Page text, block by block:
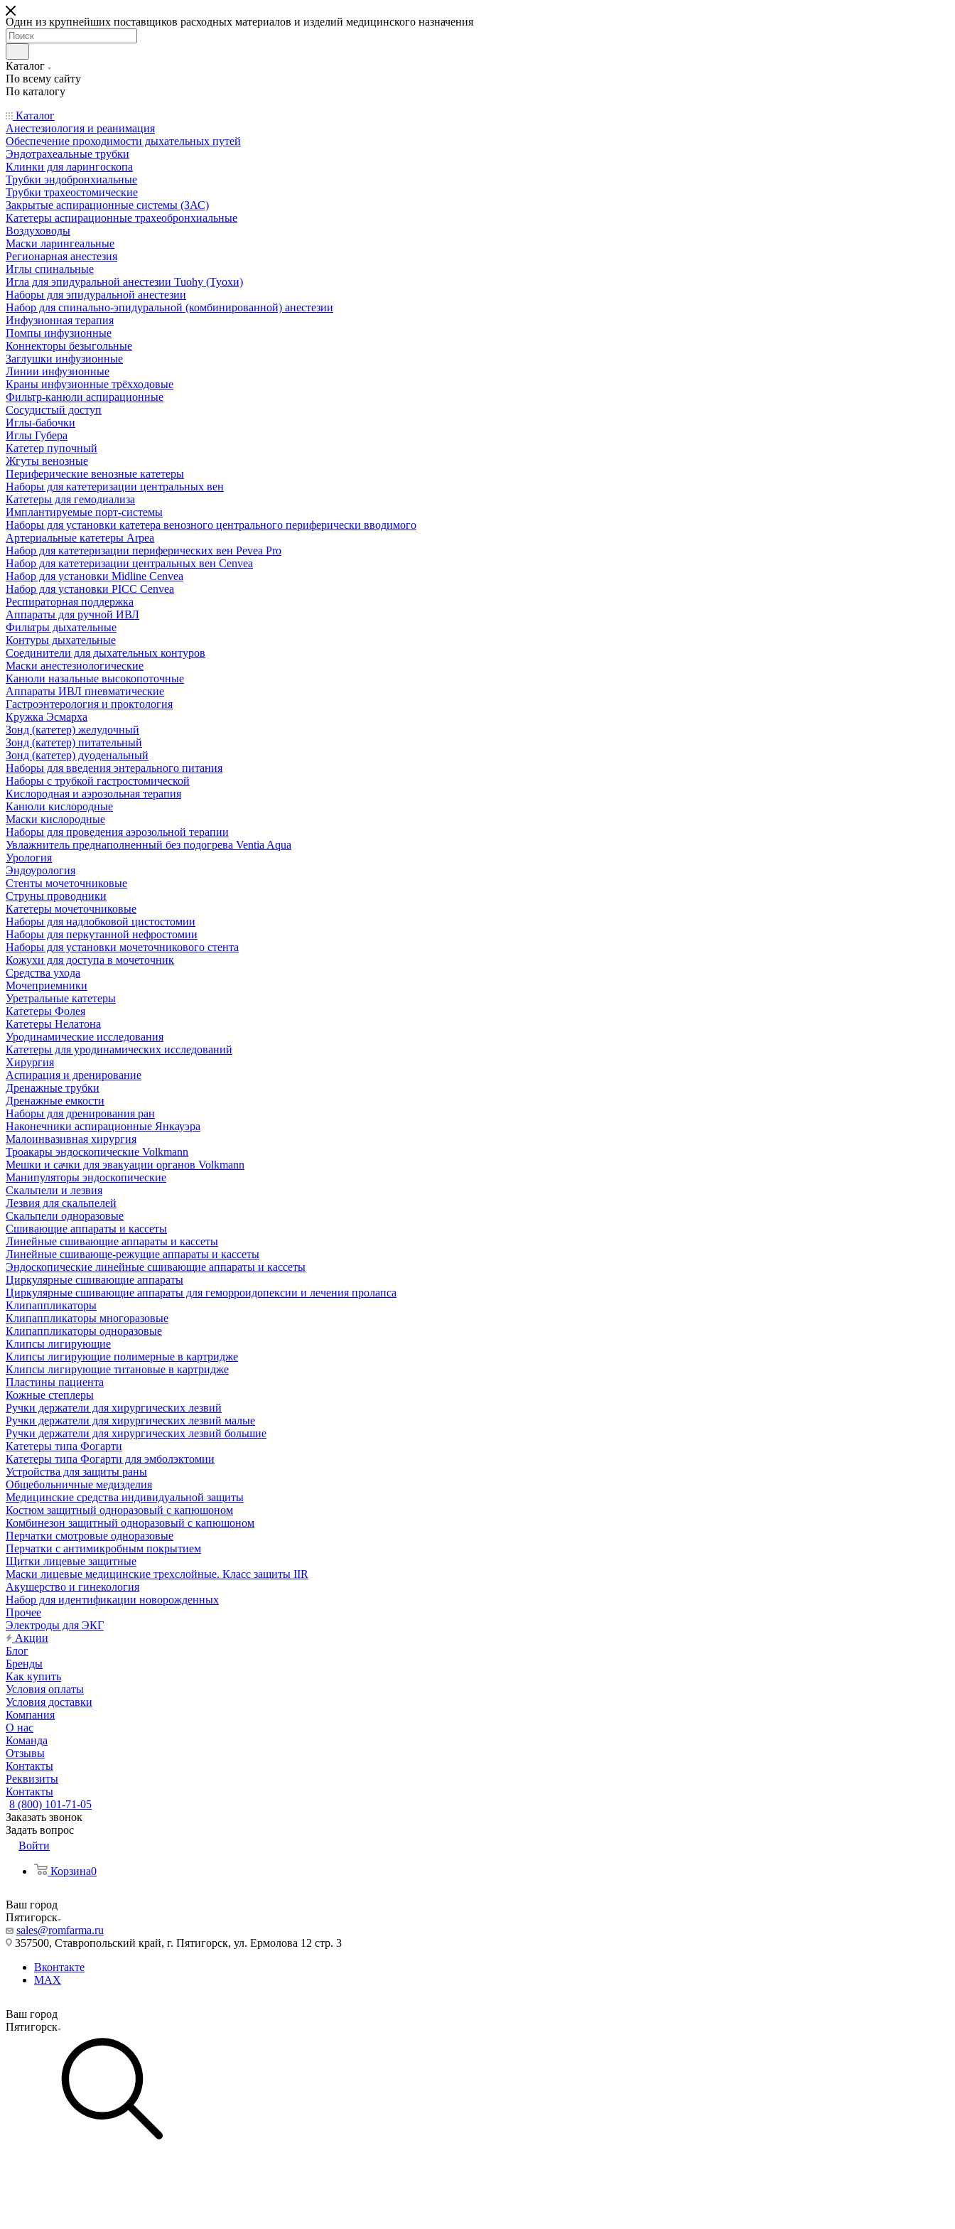
Один из крупнейших поставщиков расходных материалов и изделий медицинского назначения
Каталог
По всему сайту
По каталогу
Каталог
Анестезиология и реанимация
Обеспечение проходимости дыхательных путей
Эндотрахеальные трубки
Клинки для ларингоскопа
Трубки эндобронхиальные
Трубки трахеостомические
Закрытые аспирационные системы (ЗАС)
Катетеры аспирационные трахеобронхиальные
Воздуховоды
Маски ларингеальные
Регионарная анестезия
Иглы спинальные
Игла для эпидуральной анестезии Tuohy (Туохи)
Наборы для эпидуральной анестезии
Набор для спинально-эпидуральной (комбинированной) анестезии
Инфузионная терапия
Помпы инфузионные
Коннекторы безыгольные
Заглушки инфузионные
Линии инфузионные
Краны инфузионные трёхходовые
Фильтр-канюли аспирационные
Сосудистый доступ
Иглы-бабочки
Иглы Губера
Катетер пупочный
Жгуты венозные
Периферические венозные катетеры
Наборы для катетеризации центральных вен
Катетеры для гемодиализа
Имплантируемые порт‑системы
Наборы для установки катетера венозного центрального периферически вводимого
Артериальные катетеры Arpea
Набор для катетеризации периферических вен Pevea Pro
Набор для катетеризации центральных вен Cenvea
Набор для установки Midline Cenvea
Набор для установки PICC Cenvea
Респираторная поддержка
Аппараты для ручной ИВЛ
Фильтры дыхательные
Контуры дыхательные
Соединители для дыхательных контуров
Маски анестезиологические
Канюли назальные высокопоточные
Аппараты ИВЛ пневматические
Гастроэнтерология и проктология
Кружка Эсмарха
Зонд (катетер) желудочный
Зонд (катетер) питательный
Зонд (катетер) дуоденальный
Наборы для введения энтерального питания
Наборы с трубкой гастростомической
Кислородная и аэрозольная терапия
Канюли кислородные
Маски кислородные
Наборы для проведения аэрозольной терапии
Увлажнитель преднаполненный без подогрева Ventia Aqua
Урология
Эндоурология
Стенты мочеточниковые
Струны проводники
Катетеры мочеточниковые
Наборы для надлобковой цистостомии
Наборы для перкутанной нефростомии
Наборы для установки мочеточникового стента
Кожухи для доступа в мочеточник
Средства ухода
Мочеприемники
Уретральные катетеры
Катетеры Фолея
Катетеры Нелатона
Уродинамические исследования
Катетеры для уродинамических исследований
Хирургия
Аспирация и дренирование
Дренажные трубки
Дренажные емкости
Наборы для дренирования ран
Наконечники аспирационные Янкауэра
Малоинвазивная хирургия
Троакары эндоскопические Volkmann
Мешки и сачки для эвакуации органов Volkmann
Манипуляторы эндоскопические
Скальпели и лезвия
Лезвия для скальпелей
Скальпели одноразовые
Сшивающие аппараты и кассеты
Линейные сшивающие аппараты и кассеты
Линейные сшивающе-режущие аппараты и кассеты
Эндоскопические линейные сшивающие аппараты и кассеты
Циркулярные сшивающие аппараты
Циркулярные сшивающие аппараты для геморроидопексии и лечения пролапса
Клипаппликаторы
Клипаппликаторы многоразовые
Клипаппликаторы одноразовые
Клипсы лигирующие
Клипсы лигирующие полимерные в картридже
Клипсы лигирующие титановые в картридже
Пластины пациента
Кожные степлеры
Ручки держатели для хирургических лезвий
Ручки держатели для хирургических лезвий малые
Ручки держатели для хирургических лезвий большие
Катетеры типа Фогарти
Катетеры типа Фогарти для эмболэктомии
Устройства для защиты раны
Общебольничные медизделия
Медицинские средства индивидуальной защиты
Костюм защитный одноразовый с капюшоном
Комбинезон защитный одноразовый с капюшоном
Перчатки смотровые одноразовые
Перчатки с антимикробным покрытием
Щитки лицевые защитные
Маски лицевые медицинские трехслойные. Класс защиты IIR
Акушерство и гинекология
Набор для идентификации новорожденных
Прочее
Электроды для ЭКГ
Акции
Блог
Бренды
Как купить
Условия оплаты
Условия доставки
Компания
О нас
Команда
Отзывы
Контакты
Реквизиты
Контакты
8 (800) 101-71-05
Заказать звонок
Задать вопрос
Войти
Корзина0
Ваш город
Пятигорск
sales@romfarma.ru
357500, Ставропольский край, г. Пятигорск, ул. Ермолова 12 стр. 3
Вконтакте
MAX
Ваш город
Пятигорск